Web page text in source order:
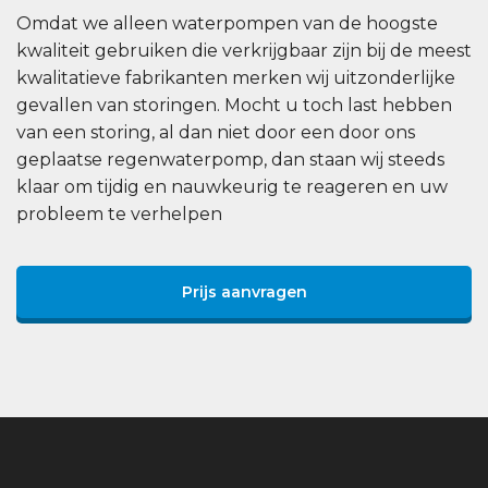
Omdat we alleen waterpompen van de hoogste
kwaliteit gebruiken die verkrijgbaar zijn bij de meest
kwalitatieve fabrikanten merken wij uitzonderlijke
gevallen van storingen. Mocht u toch last hebben
van een storing, al dan niet door een door ons
geplaatse regenwaterpomp, dan staan ​​wij steeds
klaar om tijdig en nauwkeurig te reageren en uw
probleem te verhelpen
Prijs aanvragen